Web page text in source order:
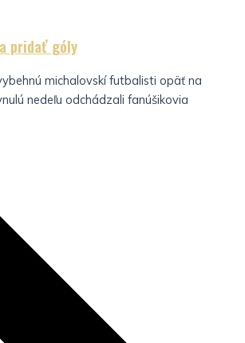
pridať góly
michalovskí futbalisti opäť na
nedeľu odchádzali fanúšikovia